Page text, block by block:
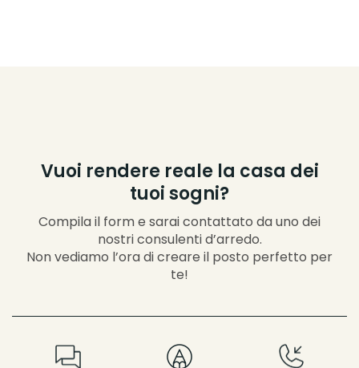
Vuoi rendere reale la casa dei
tuoi sogni?
Compila il form e sarai contattato da uno dei
nostri consulenti d’arredo.
Non vediamo l’ora di creare il posto perfetto per
te!